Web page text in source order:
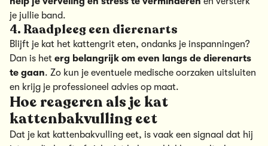
je jullie band.
4. Raadpleeg een dierenarts
Blijft je kat het kattengrit eten, ondanks je inspanningen?
Dan is het erg belangrijk om even langs de dierenarts
te gaan. Zo kun je eventuele medische oorzaken uitsluiten
en krijg je professioneel advies op maat.
Hoe reageren als je kat
kattenbakvulling eet
Dat je kat kattenbakvulling eet, is vaak een signaal dat hij